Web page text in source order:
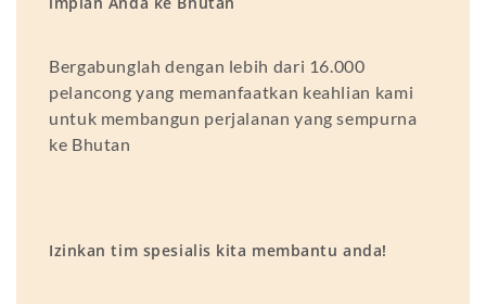
Bergabunglah dengan lebih dari 16.000
pelancong yang memanfaatkan keahlian kami
untuk membangun perjalanan yang sempurna
ke Bhutan
Izinkan tim spesialis kita membantu anda!